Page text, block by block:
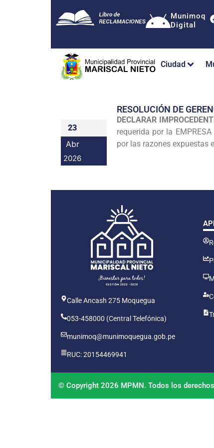
Munimoq
Digital
Ciudad
23
Abr
2026
RESOLUCIÓN DE
DECLARAR
requerida por la EMPRESA
por las razones expuestas
Calle Ancash 275 Moquegua
053-458000 (Central Telefónica)
munimoq@munimoquegua.gob.pe
RUC: 20154469941
© Copyright 2026 MPMN. Todos los